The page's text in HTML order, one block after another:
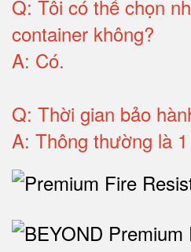
Q: Tôi có thể chọn
container không?
A: Có.
Q: Thời gian bảo
A: Thông thường là